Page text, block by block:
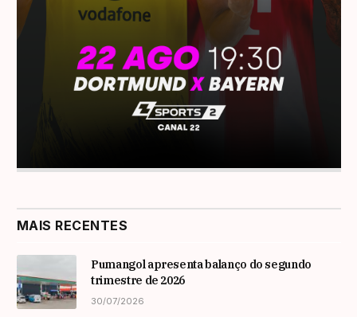
MAIS RECENTES
Pumangol apresenta balanço do segundo
trimestre de 2026
30/07/2026